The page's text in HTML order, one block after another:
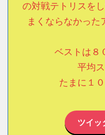
の対戦テトリスを
まくならなかった
ベストは８
平均
たまに１
ツイッ